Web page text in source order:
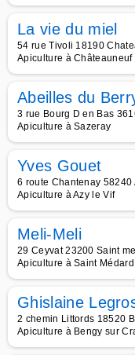
La vie du miel
54 rue Tivoli 18190
Apiculture à Châteauneuf
Abeilles du
3 rue Bourg D en Bas
Apiculture à Sazeray
Yves Gouet
6 route Chantenay
Apiculture à Azy le Vif
Meli-Meli
29 Ceyvat 23200 Saint
Apiculture à Saint
Ghislaine
2 chemin Littords 18520
Apiculture à Bengy sur